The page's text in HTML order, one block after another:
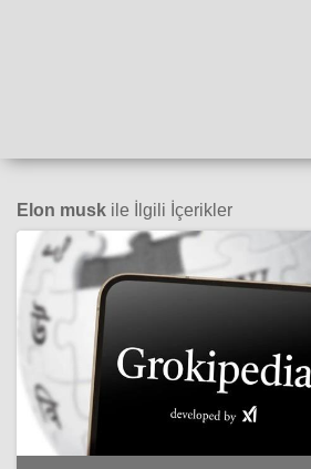
Elon musk ile İlgili İçerikler